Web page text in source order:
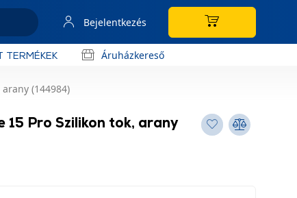
Bejelentkezés
TERMÉKEK Áruházkereső
(144984)
15 Pro Szilikon tok, arany